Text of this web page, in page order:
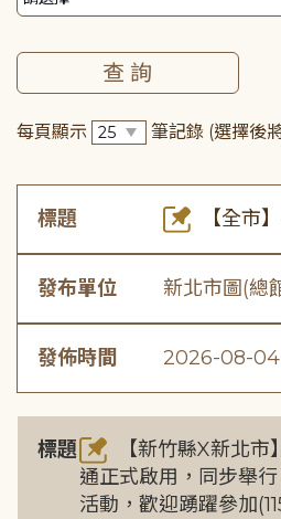
每頁顯示 筆記錄 (選擇後
標題 【全市
發布單位 新北市圖(總
發佈時間 2026-08-04
標題
【新竹縣X新北市
通正式啟用，同步舉行
活動，歡迎踴躍參加